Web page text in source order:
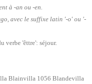
à -an ou -en.
avec le suffixe latin '-o' ou '-
verbe 'êttre': séjour.
Blainvilla 1056 Blandevilla